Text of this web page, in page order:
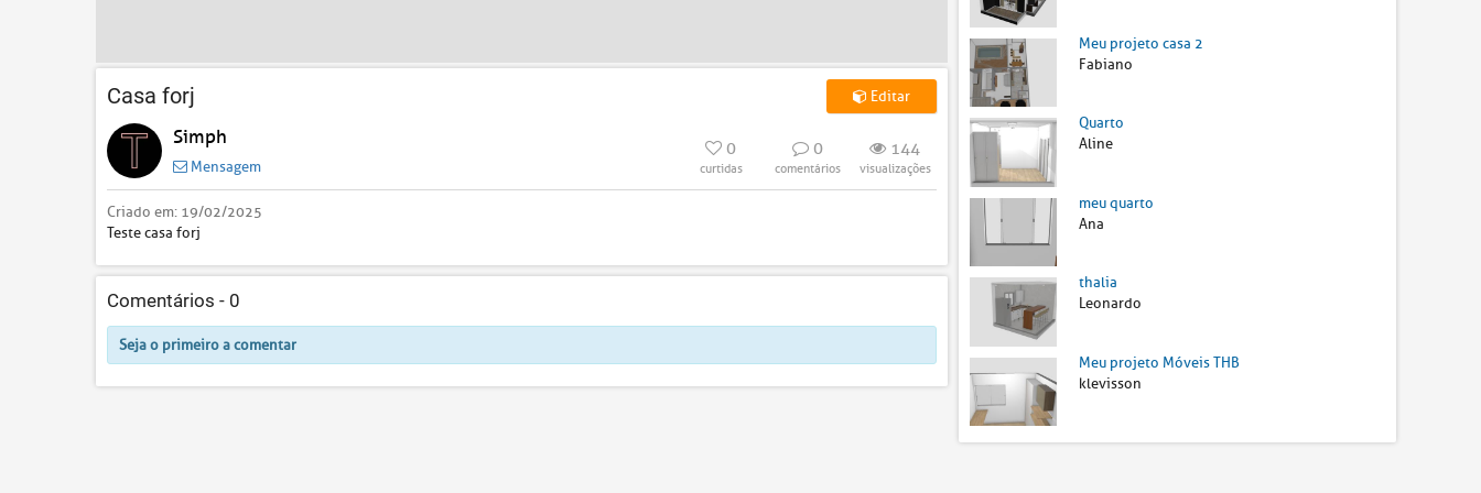
Casa forj Editar
Simph
Mensagem
0
curtidas
0
comentários
144
visualizações
Criado em: 19/02/2025
Teste casa forj
Comentários - 0
Seja o primeiro a comentar
Meu projeto casa 2
Fabiano
Quarto
Aline
meu quarto
Ana
thalia
Leonardo
Meu projeto Móveis THB
klevisson